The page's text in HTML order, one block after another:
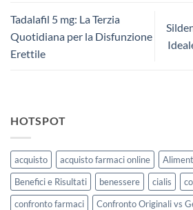
Tadalafil 5 mg: La Terzia
Quotidiana per la Disfunzione
Erettile
HOTSPOT
acquisto acquisto farmaci online
Benefici e Risultati
benessere cialis
confronto farmaci
Confronto Originali vs